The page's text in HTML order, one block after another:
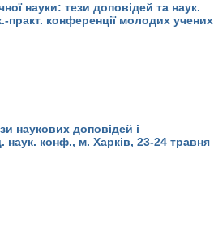
науки: тези доповідей та наук.
практ. конференції молодих учених
наукових доповідей і
наук. конф., м. Харків, 23-24 травня